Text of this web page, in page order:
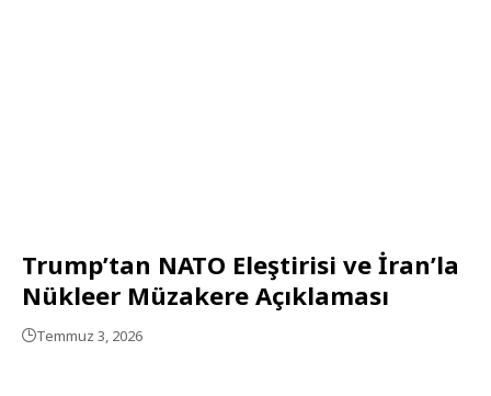
Trump’tan NATO Eleştirisi ve İran’la
Nükleer Müzakere Açıklaması
Temmuz 3, 2026